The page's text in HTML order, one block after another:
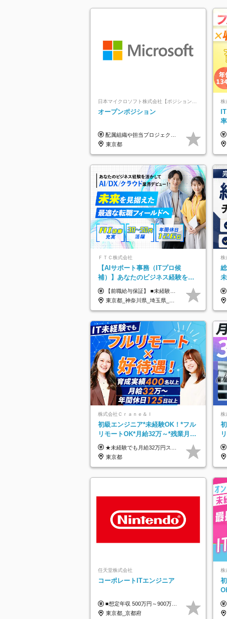
オープンポジション
配属組織や担当プロジェクトにより異なります。 ▼参考情報 ----------------------- 年俸650万～（1/12を月々支給） ※経験、能力を考慮の上、当社規定により優遇いたします。 ※時間外、休日出勤、深夜手当に対する賃金も基本年俸に含みます。
東京都
株
*
ＦＴＣ株式会社
【AIサポート事務（ITプロ候
補）】あなたのビジネス経験をAI
業界で活かす◆IT未経験OK◆目指
せるコンサル
【前職給与保証】 ■未経験者： 月給30万円～35万円 ■ローキャリア（経験目安1年程度）： 月給35万円～40万円 ■経験者（経験目安3年以上）： 月給40万円～60万円 ■即戦力（経験目安5年以上）： 月給45万円～80万円 ※上記金額には固定残業代30時間分 【未経験者5万5000円～7万3000円、 ローキャリア6万4000円～7万3000円、 経験者5万8000円～10万9000円、 即戦力8万2000円～14万5000円】を含みます。 ※30時間を超える場合は追加で全額支給します。 ※経験・能力・前職給与などを総合的に評価したうえでご納得いただけるよう個別決定。 未経験者の場合、前職給与とポテンシャルを査定のうえ決定いたします。 ※日本国内でのIT業界経験、または同等の実務経験と能力に応じて決定します。 ※前職給与は日本円かつ、日本国内での実績に基づき評価します。 【納得の評価システム】 ★クォーター毎に査定する評価制度導入！ 明確な評価基準で翌年度年収を上げましょう！ ★評価対象期間に在籍中のほとんどの社員が昇給し 年収アップを実現しています！ ★様々なインセンティブ制度を用意し多角的に正当評価しています！ ※試用期間6カ月（期間中の待遇等に差異なし）
東京都_神奈川県_埼玉県_千葉県
株
株式会社Ｃｒａｎｅ＆Ｉ
初級エンジニア*未経験OK！*フル
リモートOK*月給32万～*残業月
9.8h*1ヶ月の研修*資格取得率
100％
★未経験でも月給32万円スタート★ 月収32万円～35万円＋各種手当（資格手当だけで毎月15万の上乗せ実績あり！） ★資格手当豊富！1資格につき最大3万円支給 ★功績手当の導入で、毎月のお給与に上乗せで最大10万円支給している社員も！ ★1回の昇級で年収数十万UPも可 ★ゆくゆくは年収1000万以上も目指せる 年俸384万円～1,162万8,000円（12分割） ※経験・スキルを考慮の上決定します ※上記金額には固定残業代（月30h分・60,800円～66,500円）を含みます ※超過分は別途全額支給します ※試用期間2ヶ月間あり（その他待遇に差異はありません）
東京都
株
任天堂株式会社
コーポレートITエンジニア
■想定年収 500万円～900万円 月給制 月給278,000円～ ※残業が発生した場合、残業代を別途全額支給します ※試用期間2ヶ月あり(待遇や給与に差異はありません)
東京都_京都府
株